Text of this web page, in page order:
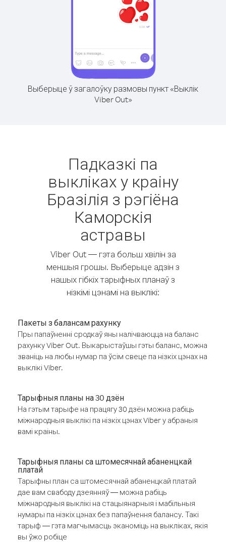
Выберыце ў загалоўку размовы пункт «Выклік
Viber Out»
Падказкі па
выкліках у краіну
Бразілія з рэгіёна
Каморскія
астравы
Viber Out — гэта больш хвілін за
меншыя грошы. Выберыце адзін з
нашых гібкіх тарыфных планаў з
нізкімі цэнамі на выклікі:
Пакеты з балансам рахунку
Пры папаўненні сродкаў яны налічваюцца на баланс
рахунку Viber Out. Выкарыстаўшы гэты баланс, можна
званіць на любы нумар па ўсім свеце па нізкіх цэнах на
выклікі Viber.
Тарыфныя планы на 30 дзён
На гэтым тарыфе на працягу 30 дзён можна рабіць
міжнародныя выклікі па нізкіх цэнах Viber у абраныя
вамі краіны.
Тарыфныя планы са штомесячнай абаненцкай
платай
Тарыфны план са штомесячнай абаненцкай платай
дае вам свабоду дзеянняў — можна рабіць
міжнародныя выклікі на стацыянарныя і мабільныя
нумары па нізкіх цэнах без папаўнення балансу. Такі
тарыф — гэта магчымасць эканоміць на выкліках, якія
вы ўжо робіце